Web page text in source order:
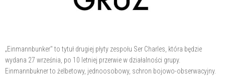
„Einmannbunker" to tytuł drugiej płyty zespołu Ser Charles, która będzie
wydana 27 września, po 10 letniej przerwie w działalności grupy.
Einmannbukner to żelbetowy, jednoosobowy, schron bojowo-obserwacyjny.